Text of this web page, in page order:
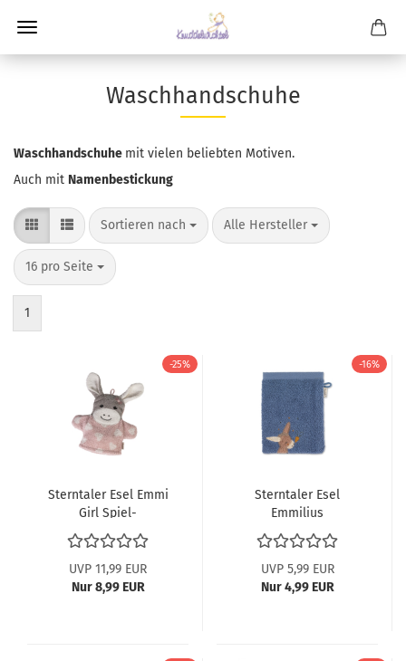
Waschhandschuhe
Waschhandschuhe mit vielen beliebten Motiven.
Auch mit Namenbestickung
Sortieren nach
Sortieren nach Alle Hersteller
pro Seite
16 pro Seite
pro Seite
1
-25%
Sterntaler Esel Emmi
Girl Spiel-
Waschhandschuh
7222318
UVP 11,99 EUR
Nur 8,99 EUR
-16%
Sterntaler Esel
Emmilius
Waschhandschuh
7202106
UVP 5,99 EUR
Nur 4,99 EUR